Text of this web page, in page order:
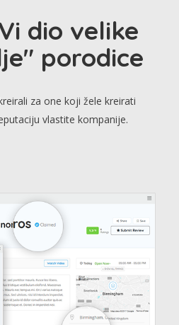
dio velike
porodice
za one koji žele kreirati
vlastite kompanije.